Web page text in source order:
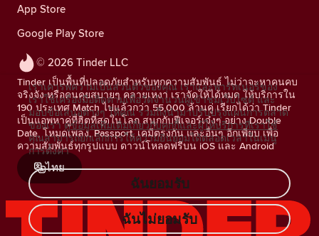
© 2026 Tinder LLC
Tinder เป็นพื้นที่ปลอดภัยสำหรับทุกความสัมพันธ์ ไม่ว่าจะหาคนคบ
จริงจัง หรือคนคุยสบายๆ คลายเหงา เราจัดให้ได้หมด ให้บริการใน
190 ประเทศ Match ไปแล้วกว่า 55,000 ล้านคู่ เรียกได้ว่า Tinder
เป็นแอพหาคู่ที่ฮิตที่สุดในโลก สนุกกับฟีเจอร์เจ๋งๆ อย่าง Double
Date, โหมดเพลง, Passport, เคมีตรงกัน และอื่นๆ อีกเพียบ เพื่อ
ความสัมพันธ์ทุกรูปแบบ ดาวน์โหลดฟรีบน iOS และ Android
ไทย
App Store
Google Play Store
เราเคารพความเป็นส่วนตัวของคุณ เราและพาร์ทเนอร์ของ
เราใช้เครื่องมือติดตามเพื่อวัดจำนวนผู้เข้าชมเว็บไซต์ และ
มอบข้อเสนอต่างๆ ให้คุณ รวมถึงนำมาปรับปรุงแผนการตลาด
ของเรา ดูข้อมูลเพิ่มเติมเกี่ยวกับคุกกี้และผู้ให้บริการที่เราใช้
คุณสามารถยกเลิกการให้ความยินยอมได้ตลอดเวลาในเมนู
การตั้งค่า
ฉันยอมรับ
ฉันไม่ยอมรับ